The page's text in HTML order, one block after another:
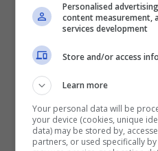
di esperienze. Ma tra
titolo strategico,
migliore esperienza
performance degli
più ne ha più ne metta
chetanti titoli tornano
Personalised
content measurement,
services development
Store and/or access
Learn more
Your personal data will be
your device (cookies, unique
data) may be stored by,
partners, or used specifically